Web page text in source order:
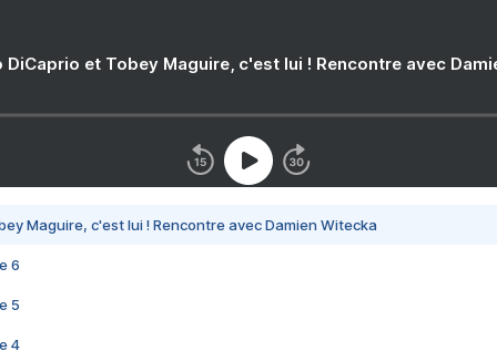
DiCaprio et Tobey Maguire, c'est lui ! Rencontre avec
Maguire, c'est lui ! Rencontre avec Damien Witecka
6
5
4